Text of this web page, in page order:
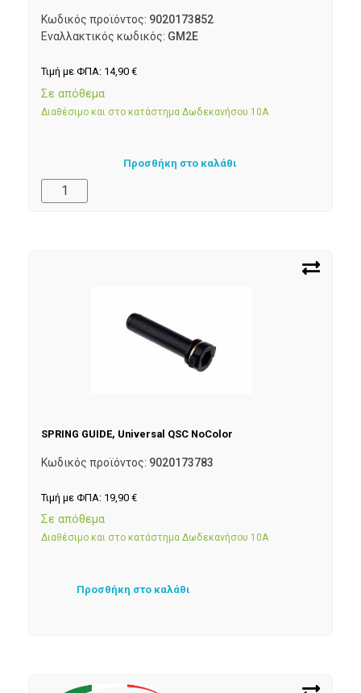
Κωδικός προϊόντος: 9020173852
Εναλλακτικός κωδικός: GM2E
Τιμή με ΦΠΑ: 14,90 €
Σε απόθεμα
Διαθέσιμο και στο κατάστημα Δωδεκανήσου 10Α
Προσθήκη στο καλάθι
SPRING GUIDE, Universal QSC NoColor
Κωδικός προϊόντος: 9020173783
Τιμή με ΦΠΑ: 19,90 €
Σε απόθεμα
Διαθέσιμο και στο κατάστημα Δωδεκανήσου 10Α
Προσθήκη στο καλάθι